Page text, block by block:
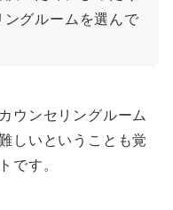
ングルームを選んで
ウンセリングルーム
しいということも覚
です。